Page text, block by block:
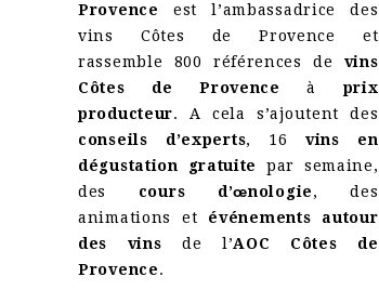
Provence
est l’ambassadrice des
vins Côtes de Provence et
rassemble 800 références de vins
Côtes de Provence
à prix
producteur. A cela s’ajoutent des
conseils d’experts, 16 vins en
dégustation gratuite
par semaine,
des cours d’œnologie, des
animations et événements autour
des vins de l’AOC Côtes de
Provence.